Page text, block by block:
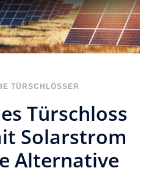
TÜRSCHLÖSSER
Türschloss
Solarstrom
Alternative